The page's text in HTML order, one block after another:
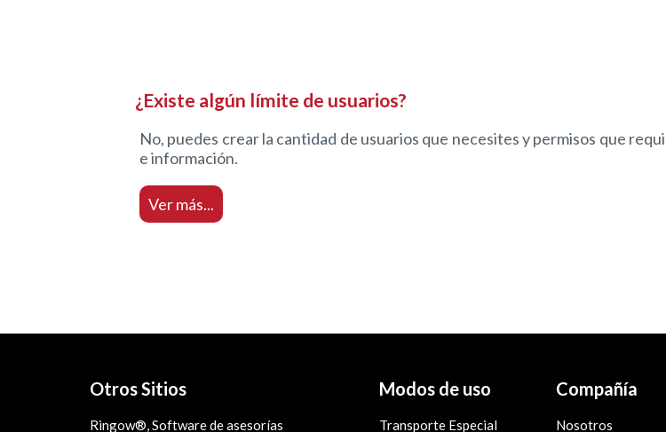
¿Existe algún límite de usuarios?
No, puedes crear la cantidad de usuarios que necesites y permisos que
e información.
Ver más...
Compañía
Nosotros
Modos de uso
Transporte Especial
Otros Sitios
Ringow®, Software de asesorías